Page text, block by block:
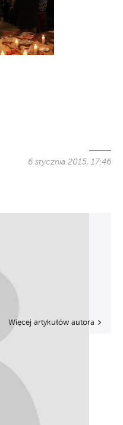
6 stycznia 2015, 17:46
Więcej artykułów autora